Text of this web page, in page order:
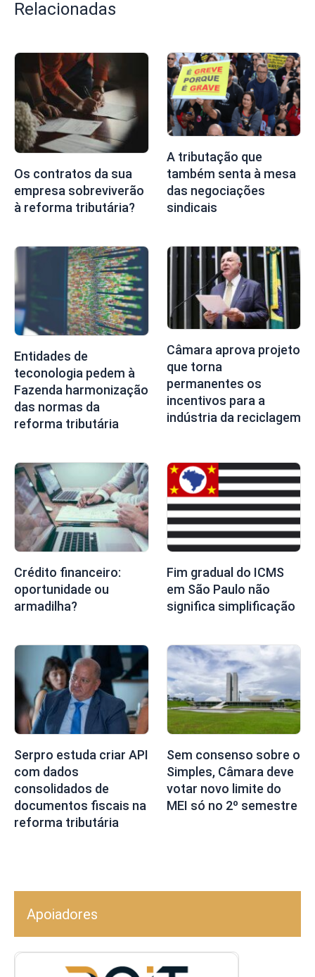
Relacionadas
Os contratos da sua
empresa sobreviverão
à reforma tributária?
A tributação que
também senta à mesa
das negociações
sindicais
Entidades de
teconologia pedem à
Fazenda harmonização
das normas da
reforma tributária
Câmara aprova projeto
que torna
permanentes os
incentivos para a
indústria da reciclagem
Crédito financeiro:
oportunidade ou
armadilha?
Fim gradual do ICMS
em São Paulo não
significa simplificação
Serpro estuda criar API
com dados
consolidados de
documentos fiscais na
reforma tributária
Sem consenso sobre o
Simples, Câmara deve
votar novo limite do
MEI só no 2º semestre
Apoiadores